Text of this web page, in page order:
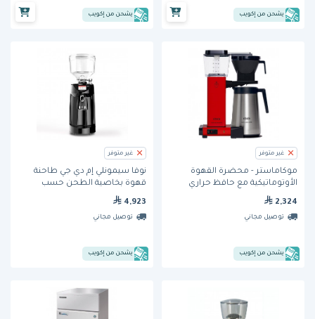
يشحن من إكويب يشحن من إكويب
غير متوفر
موكاماستر - محضّرة القهوة
الأوتوماتيكية مع حافظ حراري
2,324
توصيل مجاني
يشحن من إكويب
غير متوفر
نوفا سيمونلي إم دي جي طاحنة
قهوة بخاصية الطحن حسب
4,923
توصيل مجاني
يشحن من إكويب